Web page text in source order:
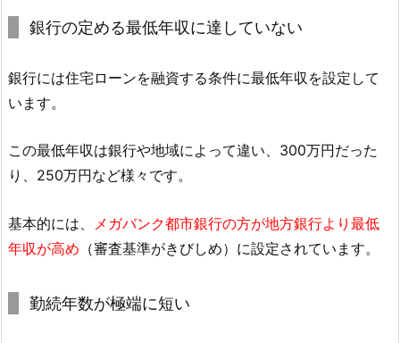
銀行の定める最低年収に達していない
銀行には住宅ローンを融資する条件に最低年収を設定して
います。
この最低年収は銀行や地域によって違い、300万円だった
り、250万円など様々です。
基本的には、
メガバンク都市銀行の方が地方銀行より最低
年収が高め （審査基準がきびしめ）に設定されています。
勤続年数が極端に短い